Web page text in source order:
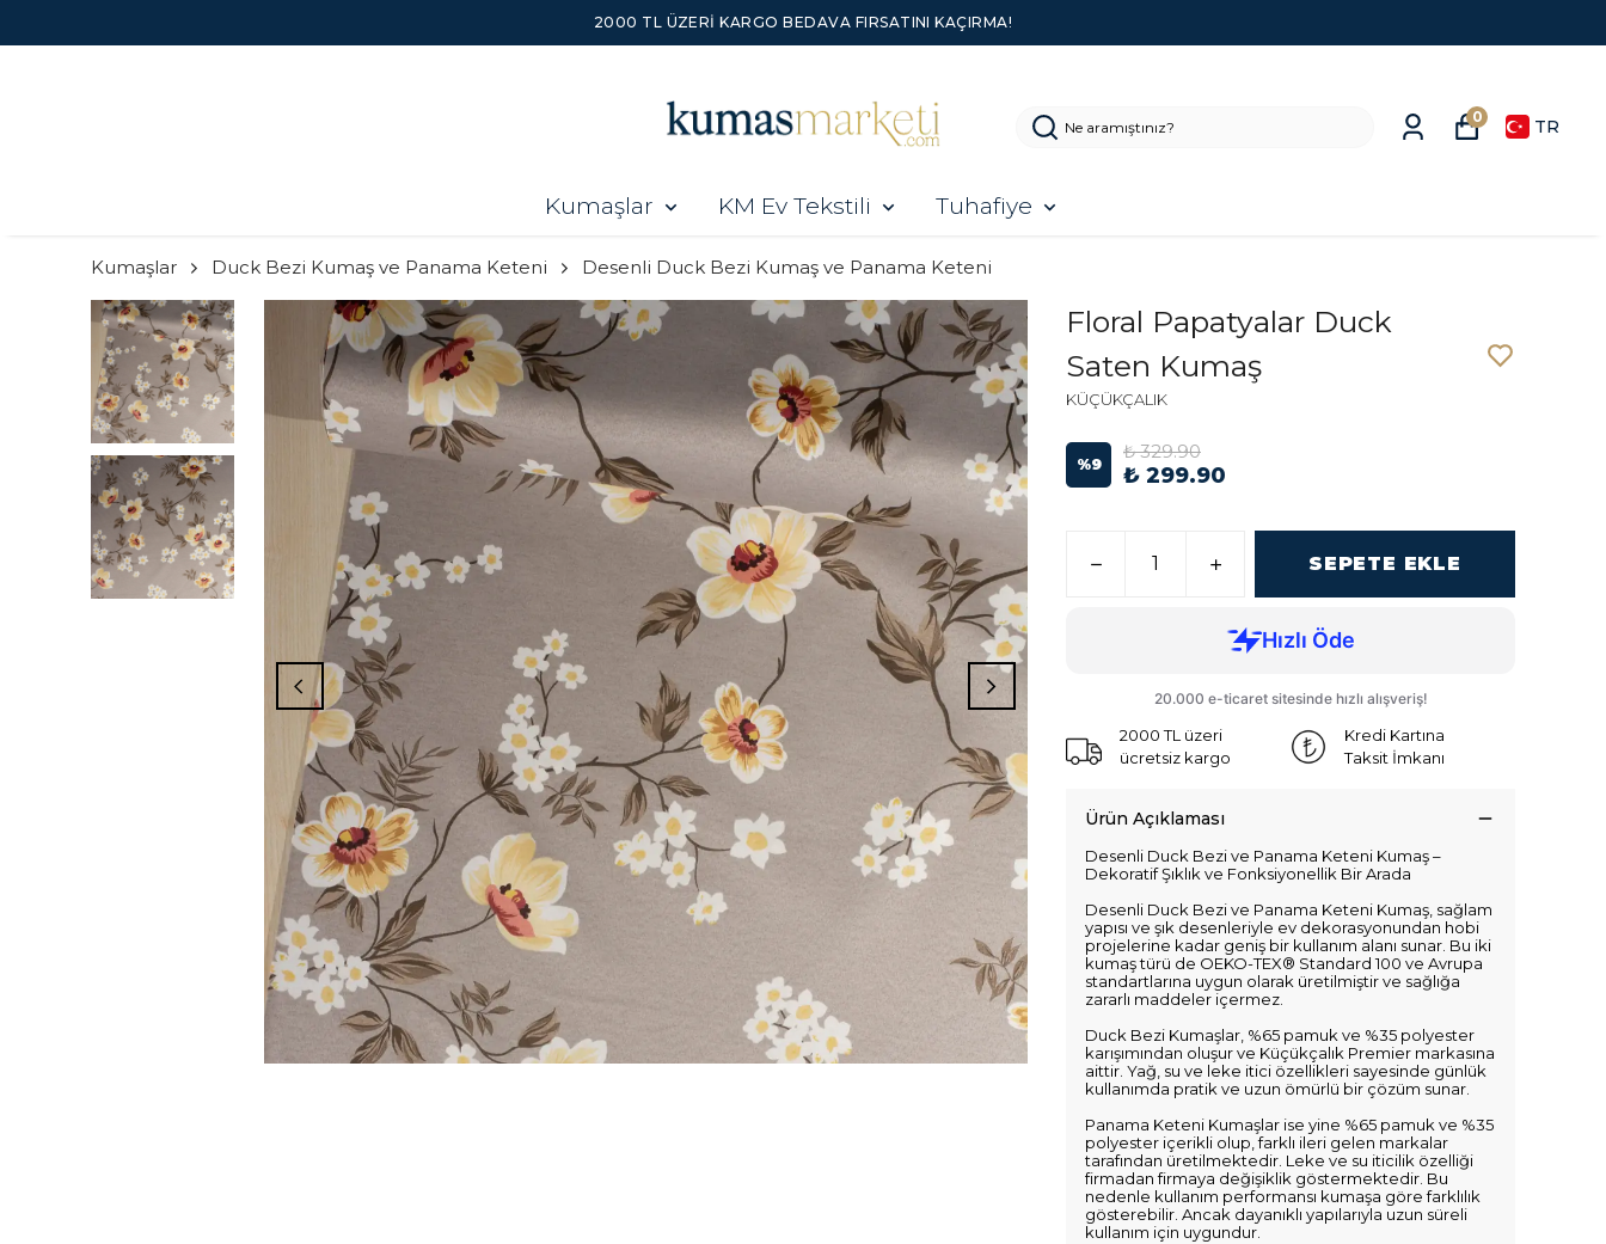
Kumaşlar KM Ev Tekstili Tuhafiye
0 TR
Kumaşlar Duck Bezi Kumaş ve Panama Keteni Desenli Duck Bezi Kumaş ve Panama Keteni
Floral Papatyalar Duck
Saten Kumaş
KÜÇÜKÇALIK
%9
₺ 329.90
₺ 299.90
SEPETE EKLE
2000 TL üzeri
ücretsiz kargo
Kredi Kartına
Taksit İmkanı
Ürün Açıklaması
Desenli Duck Bezi ve Panama Keteni Kumaş –
Dekoratif Şıklık ve Fonksiyonellik Bir Arada
Desenli Duck Bezi ve Panama Keteni Kumaş, sağlam
yapısı ve şık desenleriyle ev dekorasyonundan hobi
projelerine kadar geniş bir kullanım alanı sunar. Bu iki
kumaş türü de OEKO-TEX® Standard 100 ve Avrupa
standartlarına uygun olarak üretilmiştir ve sağlığa
zararlı maddeler içermez.
Duck Bezi Kumaşlar, %65 pamuk ve %35 polyester
karışımından oluşur ve Küçükçalık Premier markasına
aittir. Yağ, su ve leke itici özellikleri sayesinde günlük
kullanımda pratik ve uzun ömürlü bir çözüm sunar.
Panama Keteni Kumaşlar ise yine %65 pamuk ve %35
polyester içerikli olup, farklı ileri gelen markalar
tarafından üretilmektedir. Leke ve su iticilik özelliği
firmadan firmaya değişiklik göstermektedir. Bu
nedenle kullanım performansı kumaşa göre farklılık
gösterebilir. Ancak dayanıklı yapılarıyla uzun süreli
kullanım için uygundur.